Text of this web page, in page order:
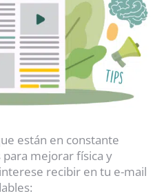
están en constante
mejorar física y
recibir en tu e-mail